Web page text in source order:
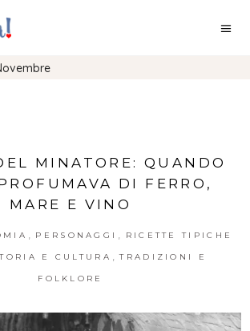
MINATORE: QUANDO
DI FERRO,
MARE E VINO
, PERSONAGGI , RICETTE TIPICHE
E CULTURA , TRADIZIONI E
FOLKLORE